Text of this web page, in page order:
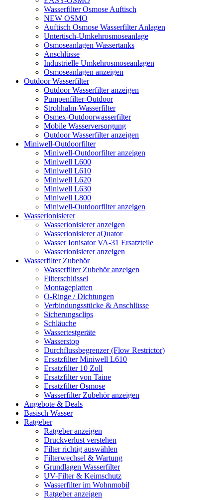
Wasserfilter Osmose Auftisch
NEW OSMO
Auftisch Osmose Wasserfilter Anlagen
Untertisch-Umkehrosmoseanlage
Osmoseanlagen Wassertanks
Anschlüsse
Industrielle Umkehrosmoseanlagen
Osmoseanlagen anzeigen
Outdoor Wasserfilter
Outdoor Wasserfilter anzeigen
Pumpenfilter-Outdoor
Strohhalm-Wasserfilter
Osmex-Outdoorwasserfilter
Mobile Wasserversorgung
Outdoor Wasserfilter anzeigen
Miniwell-Outdoorfilter
Miniwell-Outdoorfilter anzeigen
Miniwell L600
Miniwell L610
Miniwell L620
Miniwell L630
Miniwell L800
Miniwell-Outdoorfilter anzeigen
Wasserionisierer
Wasserionisierer anzeigen
Wasserionisierer aQuator
Wasser Ionisator VA-31 Ersatzteile
Wasserionisierer anzeigen
Wasserfilter Zubehör
Wasserfilter Zubehör anzeigen
Filterschlüssel
Montageplatten
O-Ringe / Dichtungen
Verbindungsstücke & Anschlüsse
Sicherungsclips
Schläuche
Wassertestgeräte
Wasserstop
Durchflussbegrenzer (Flow Restrictor)
Ersatzfilter Miniwell L610
Ersatzfilter 10 Zoll
Ersatzfilter von Taine
Ersatzfilter Osmose
Wasserfilter Zubehör anzeigen
Angebote & Deals
Basisch Wasser
Ratgeber
Ratgeber anzeigen
Druckverlust verstehen
Filter richtig auswählen
Filterwechsel & Wartung
Grundlagen Wasserfilter
UV-Filter & Keimschutz
Wasserfilter im Wohnmobil
Ratgeber anzeigen